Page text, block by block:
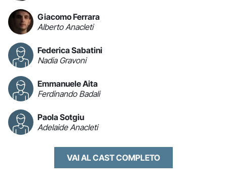
Giacomo Ferrara
Alberto Anacleti
Federica Sabatini
Nadia Gravoni
Emmanuele Aita
Ferdinando Badali
Paola Sotgiu
Adelaide Anacleti
VAI AL CAST COMPLETO